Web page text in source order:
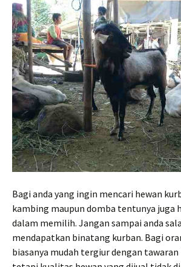
Bagi anda yang ingin mencari hewan
kambing maupun domba tentunya juga
dalam memilih. Jangan sampai anda
mendapatkan binatang kurban. Bagi
biasanya mudah tergiur dengan tawaran